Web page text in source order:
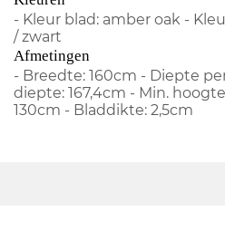
- Kleur blad: amber oak -
/ zwart
Afmetingen
- Breedte: 160cm - Diepte
diepte: 167,4cm - Min.
130cm - Bladdikte: 2,5cm